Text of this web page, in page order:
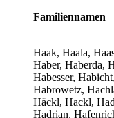
Familiennamen
Haak, Haala,
Haber, Haberda,
Habesser,
Habrowetz,
Häckl, Hackl,
Hadrian,